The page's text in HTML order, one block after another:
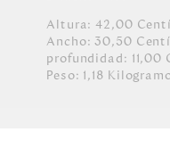
Altura: 42,00
Ancho:30,50
profundidad: 11,00
Peso: 1,18